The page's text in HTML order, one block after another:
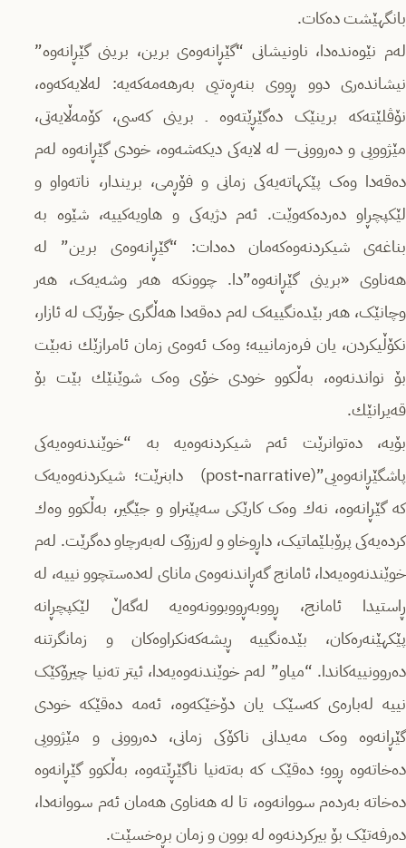
بانگهێشت دەکات.
لەم نێوه‌نده‌دا، ناونیشانی “گێڕانەوەی برین، برینی گێڕانەوە”
نیشاندەری دوو ڕووی بنەڕەتیی بەرهەمەکەیە: لەلایەکەوە،
نۆڤلێته‌كه‌ برینێک ده‌گێڕێته‌وه‌ ـ برینی کەسی، کۆمەڵایەتی،
مێژوویی و دەروونی— لە لایەکی دیکەشه‌وە، خودی گێڕانەوە له‌م
ده‌قه‌دا وەک پێکهاتەیەکی زمانی و فۆڕمی، بریندار، ناتەواو و
لێكپچڕاو ده‌رده‌كه‌وێت. ئەم دژیه‌كی و هاویه‌كییه‌، شێوه‌ به‌
بناغەی شیکردنەوەکەمان دەدات: “گێڕانەوەی برین” لە
هه‌ناوی «برینی گێڕانەوە”دا. چوونكه‌ هەر وشەیەک، هەر
وچانێک، هەر بێدەنگییەک لەم دەقەدا هەڵگری جۆرێک لە ئازار،
نكۆڵیكردن، یان فره‌زمانییه‌؛ وەک ئەوەی زمان ئامرازێك نه‌بێت
بۆ نواندنه‌وه‌، بەڵکوو خودی خۆی وەک شوێنێك بێت بۆ
قەیرانێك.
بۆیە، ده‌توانرێت ئه‌م شیکردنەوەیه‌ به‌ “خوێندنەوەیەکی
پاشگێڕانەوەیی”(post-narrative) دابنرێت؛ شیکردنەوەیەک
کە گێڕانەوە، نه‌ك وەک کارێکی سه‌پێنراو و جێگیر، بەڵکوو وه‌ك
كرده‌یه‌كی پرۆبلێماتیک، داڕوخاو و لەرزۆک لەبەرچاو دەگرێت. لەم
خوێندنەوەیەدا، ئامانج گەڕاندنەوەی مانای لەدەستچوو نییه‌، له‌
ڕاستیدا ئامانج، ڕووبەڕووبوونەوەیه‌ لەگەڵ لێكپچڕانه‌
پێكهێنه‌ره‌كان، بێدەنگییه‌ ڕیشه‌كه‌نكراوه‌كان و زمانگرتنه‌
دەروونییەکاندا. “میاو” لەم خوێندنەوەیەدا، ئیتر تەنیا چیرۆکێک
نییە له‌بارەی کەسێک یان دۆخێکه‌وه‌، ئه‌مه‌ ده‌قێكه‌ خودی
گێڕانەوە وەک مەیدانی ناکۆکی زمانی، دەروونی و مێژوویی
ده‌خاته‌وه‌ ڕوو؛ دەقێک کە به‌ته‌نیا ناگێڕێته‌وه‌، بەڵکوو گێڕانەوە
ده‌خاته‌ بەردەم سووانه‌وه‌، تا لە هه‌ناوی هەمان ئەم سووانه‌دا،
دەرفەتێک بۆ بیرکردنەوە لە بوون و زمان بڕه‌خسێت.